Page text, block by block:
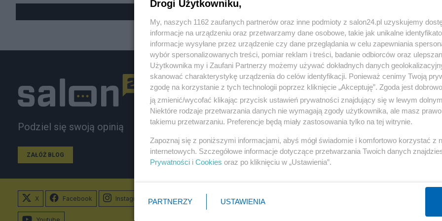
Podziel się swoją opinią
ZAŁÓŻ BLOG
Polityka
Rosja
PiS
Prezydent
NATO
Gospodarka
Biznes
Pieniądze
Centralny Port Komunikacyjny
Inwestycje
Podatki
X Facebook Instagram
Youtube
Drogi Użytkowniku,
My, naszych 1162 zaufanych partnerów oraz inne podmioty z salon24.pl uzyskujemy
informacje na urządzeniu oraz przetwarzamy dane osobowe, takie jak unikalne
informacje wysyłane przez urządzenie czy dane przeglądania w celu zapewniania
wybór spersonalizowanych treści, pomiar reklam i treści, badanie odbiorców oraz
Użytkownika my i Zaufani Partnerzy możemy używać dokładnych danych
skanować charakterystykę urządzenia do celów identyfikacji. Ponieważ cenimy Twoją
zgodę na korzystanie z tych technologii poprzez kliknięcie „Akceptuję”. Zgoda jest
ją zmienić/wycofać klikając przycisk ustawień prywatności znajdujący się w lewym
Niektóre rodzaje przetwarzania danych nie wymagają zgody użytkownika, ale masz
takiemu przetwarzaniu. Preferencje będą miały zastosowania tylko na tej witrynie.
Zapoznaj się z poniższymi informacjami, abyś mógł świadomie i komfortowo korzystać z
internetowych. Szczegółowe informacje dotyczące przetwarzania Twoich danych
Prywatności i Cookies oraz po kliknięciu w „Ustawienia”.
PARTNERZY USTAWIENIA